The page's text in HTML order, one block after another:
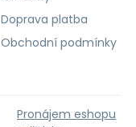
Doprava platba
Obchodní podmínky
Pronájem eshopu